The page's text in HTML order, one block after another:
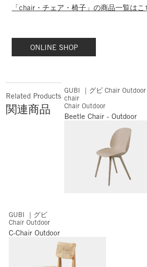
「chair・チェア・椅子」の商品一覧はこ
ONLINE SHOP
Related Products
関連商品
GUBI ｜グビ Chair Outdoor
chair
Chair Outdoor
Beetle Chair - Outdoor
GUBI ｜グビ
Chair Outdoor
C-Chair Outdoor